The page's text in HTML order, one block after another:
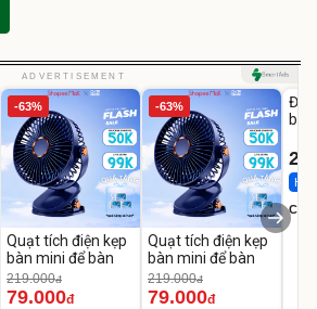
ADVERTISEMENT
-63%
Quạt tích điện kẹp
bàn mini để bàn
219.000đ
79.000đ
-63%
Quạt tích điện kẹp
bàn mini để bàn
219.000đ
79.000đ
Đai
bé
Hot